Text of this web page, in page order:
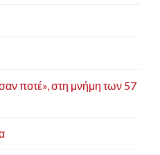
ποτέ», στη μνήμη των 57